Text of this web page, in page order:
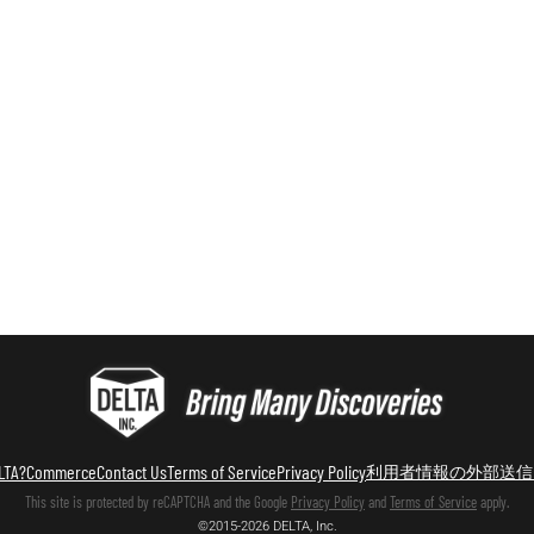
CommerceContact UsTerms of ServicePrivacy Policy利用者情報の外部送
This site is protected by reCAPTCHA and the Google Privacy PolicyandTerms of Serviceapply.
©2015-2026 DELTA, Inc.